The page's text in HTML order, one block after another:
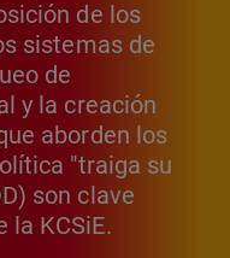
de los
sistemas de
de
y la creación
aborden los
"traiga su
son clave
la KCSiE.